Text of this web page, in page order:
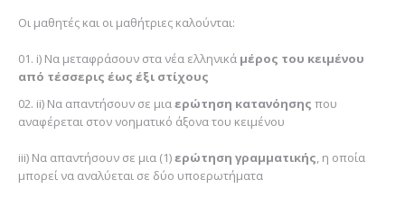
Οι μαθητές και οι μαθήτριες καλούνται:
i) Να μεταφράσουν στα νέα ελληνικά μέρος του κειμένου
από τέσσερις έως έξι στίχους
ii) Να απαντήσουν σε μιαερώτηση κατανόησης που
αναφέρεται στον νοηματικό άξονα του κειμένου
iii) Να απαντήσουν σε μια (1)ερώτηση γραμματικής, η οποία
μπορεί να αναλύεται σε δύο υποερωτήματα